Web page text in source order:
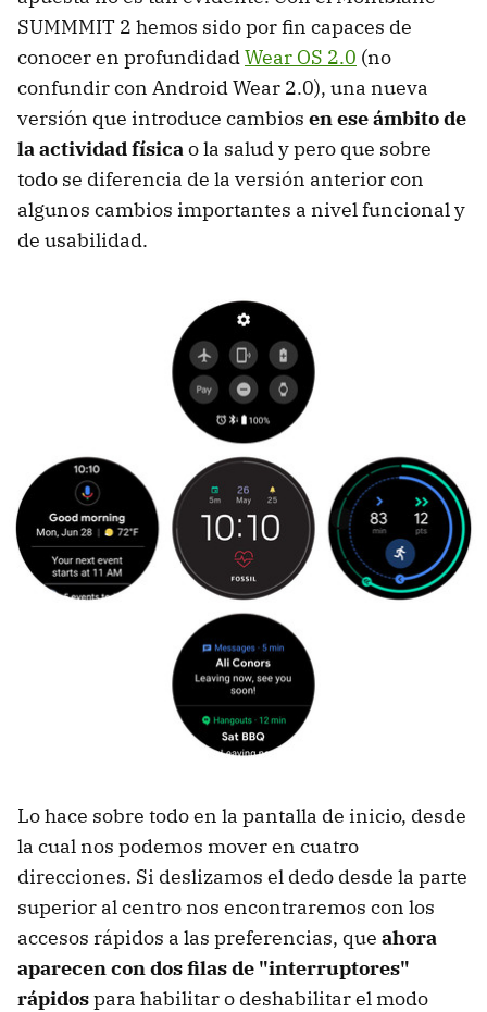
SUMMMIT 2 hemos sido por fin capaces de
conocer en profundidadWear OS 2.0 (no
confundir con Android Wear 2.0), una nueva
versión que introduce cambios en ese ámbito de
la actividad físicao la salud y pero que sobre
todo se diferencia de la versión anterior con
algunos cambios importantes a nivel funcional y
de usabilidad.
Lo hace sobre todo en la pantalla de inicio, desde
la cual nos podemos mover en cuatro
direcciones. Si deslizamos el dedo desde la parte
superior al centro nos encontraremos con los
accesos rápidos a las preferencias, que ahora
aparecen con dos filas de "interruptores"
rápidospara habilitar o deshabilitar el modo